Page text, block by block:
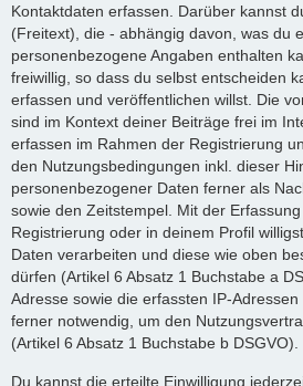
Kontaktdaten erfassen. Darüber kannst
(Freitext), die - abhängig davon, was du
personenbezogene Angaben enthalten
freiwillig, so dass du selbst entscheiden
erfassen und veröffentlichen willst. Die
sind im Kontext deiner Beiträge frei im
erfassen im Rahmen der Registrierung
den Nutzungsbedingungen inkl. dieser
personenbezogener Daten ferner als
sowie den Zeitstempel. Mit der
Registrierung oder in deinem Profil
Daten verarbeiten und diese wie oben
dürfen (Artikel 6 Absatz 1 Buchstabe a
Adresse sowie die erfassten IP-
ferner notwendig, um den
(Artikel 6 Absatz 1 Buchstabe b DSGVO).
Du kannst die erteilte Einwilligung